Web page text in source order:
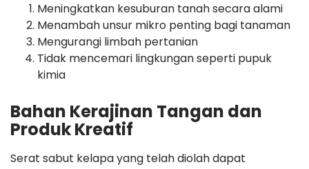
Meningkatkan kesuburan tanah secara alami
Menambah unsur mikro penting bagi tanaman
Mengurangi limbah pertanian
Tidak mencemari lingkungan seperti pupuk
kimia
Bahan Kerajinan Tangan dan
Produk Kreatif
Serat sabut kelapa yang telah diolah dapat